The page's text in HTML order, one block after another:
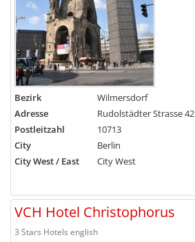
Bezirk
Wilmersdorf
Adresse
Rudolstädter Strasse 42
Postleitzahl
10713
City
Berlin
City West / East
City West
VCH Hotel Christophorus
3 Stars Hotels english